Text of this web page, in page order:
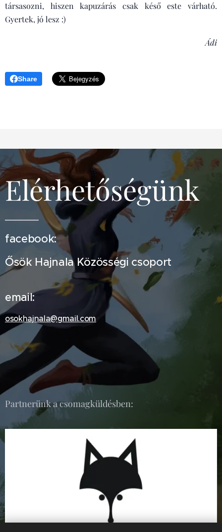
társasozni, hiszen kapuzárás csak késő este várható.
Gyertek, jó lesz :)
Ádi
Share
Elérhetőségünk
facebook:
Ősök Hajnala Közösségi csoport
email:
osokhajnala@gmail.com
Partnerünk a csomagküldésben: